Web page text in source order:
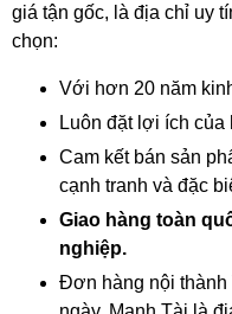
giá tận gốc, là địa chỉ uy
chọn:
Với hơn 20 năm
Luôn đặt lợi ích của
Cam kết bán sản
cạnh tranh và đặc
Giao hàng toàn
nghiệp.
Đơn hàng nội thành